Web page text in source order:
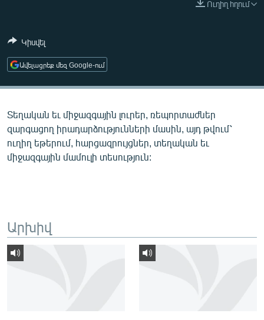
ՄԵԿՆԱԲԱՆՈՒԹՅՈՒՆ
ԿՈՐՈՆԱՎԻՐՈՒՍ
ԱՐԽԻՎ
ՏԵՍԱՆՅՈՒԹԵՐ
ՓՈԴՔԱՍԹ
Հայերեն
Ուղիղ հղում
Կիսվել
Ավելացրեք մեզ Google-ում
Տեղական եւ միջազգային լուրեր, ռեպորտաժներ
զարգացող իրադարձությունների մասին, այդ թվում՝
ուղիղ եթերում, հարցազրույցներ, տեղական եւ
միջազգային մամուլի տեսություն:
Արխիվ